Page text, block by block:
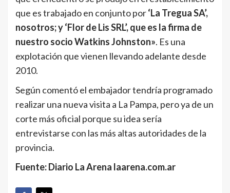
que es trabajado en conjunto por‘La Tregua SA’,
nosotros; y ‘Flor de Lis SRL’, que es la firma de
nuestro socio Watkins Johnston». Es una
explotación que vienen llevando adelante desde
2010.
Según comentó el embajador tendría programado
realizar una nueva visita a La Pampa, pero ya de un
corte más oficial porque su idea sería
entrevistarse con las más altas autoridades de la
provincia.
Fuente: Diario La Arena laarena.com.ar